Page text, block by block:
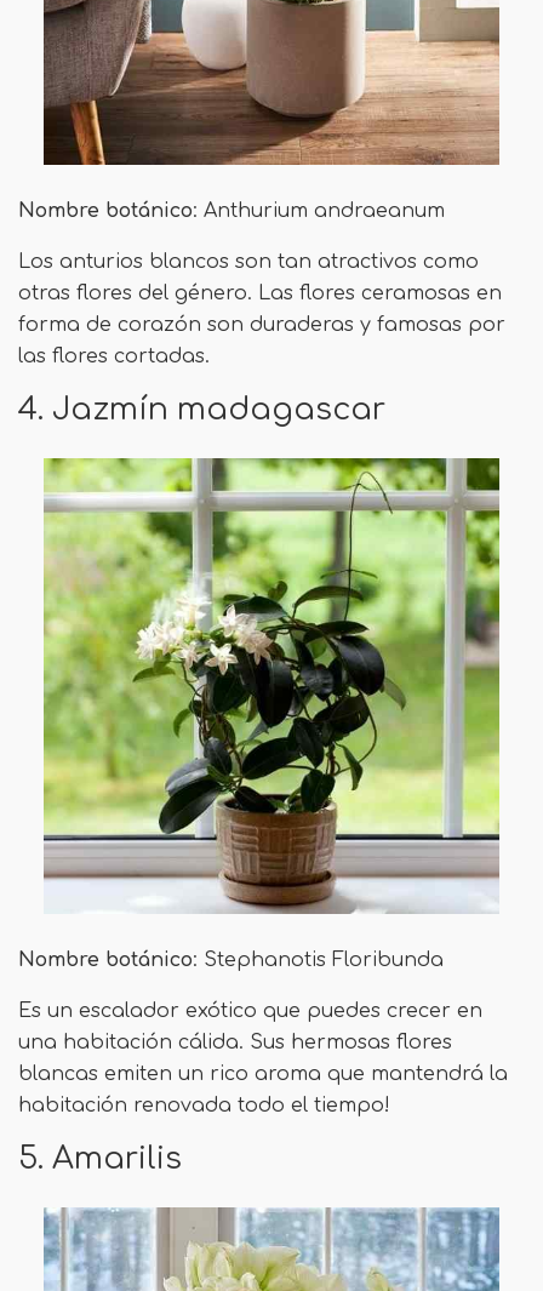
Nombre botánico: Anthurium andraeanum
Los anturios blancos son tan atractivos como
otras flores del género. Las flores ceramosas en
forma de corazón son duraderas y famosas por
las flores cortadas.
4. Jazmín madagascar
Nombre botánico: Stephanotis Floribunda
Es un escalador exótico que puedes crecer en
una habitación cálida. Sus hermosas flores
blancas emiten un rico aroma que mantendrá la
habitación renovada todo el tiempo!
5. Amarilis